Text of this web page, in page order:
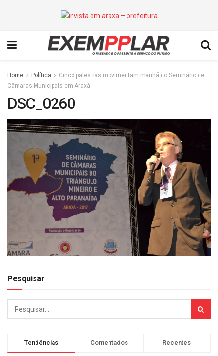
Home Política
Cinco palestras movimentam manhã do Seminário de
Câmaras Municipais em Araxá
DSC_0260
Pesquisar
Tendências Comentados Recentes